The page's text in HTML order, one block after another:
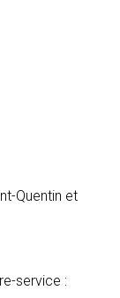
Quentin et
service :